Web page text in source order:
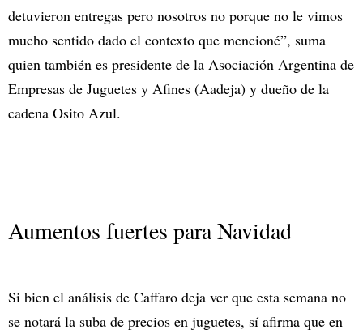
detuvieron entregas pero nosotros no porque no le vimos
mucho sentido dado el contexto que mencioné”, suma
quien también es presidente de la Asociación Argentina de
Empresas de Juguetes y Afines (Aadeja) y dueño de la
cadena Osito Azul.
Aumentos fuertes para Navidad
Si bien el análisis de Caffaro deja ver que esta semana no
se notará la suba de precios en juguetes, sí afirma que en